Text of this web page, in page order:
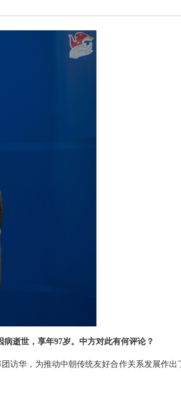
逝世，享年97岁。中方对此有何评论？
访华，为推动中朝传统友好合作关系发展作出